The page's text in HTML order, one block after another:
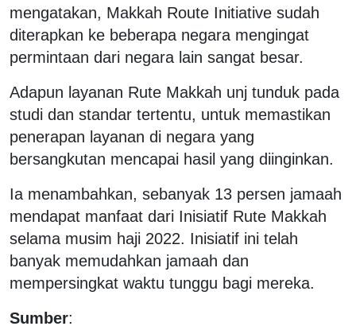
mengatakan, Makkah Route Initiative sudah
diterapkan ke beberapa negara mengingat
permintaan dari negara lain sangat besar.
Adapun layanan Rute Makkah unj tunduk pada
studi dan standar tertentu, untuk memastikan
penerapan layanan di negara yang
bersangkutan mencapai hasil yang diinginkan.
Ia menambahkan, sebanyak 13 persen jamaah
mendapat manfaat dari Inisiatif Rute Makkah
selama musim haji 2022. Inisiatif ini telah
banyak memudahkan jamaah dan
mempersingkat waktu tunggu bagi mereka.
Sumber: